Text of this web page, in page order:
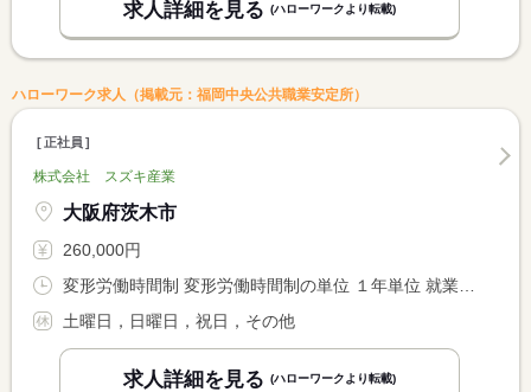
求人詳細を見る (ハローワークより転載)
ハローワーク求人（掲載元：福岡中央公共職業安定所）
正社員
株式会社 スズキ産業
大阪府茨木市
260,000円
土曜日，日曜日，祝日，その他
求人詳細を見る (ハローワークより転載)